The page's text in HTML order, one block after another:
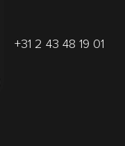
+31 2 43 48 19 01